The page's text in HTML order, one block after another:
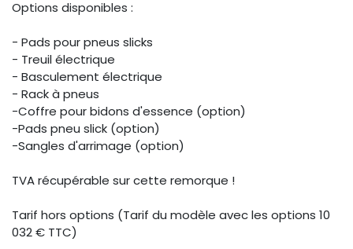
Options disponibles :
- Pads pour pneus slicks
- Treuil électrique
- Basculement électrique
- Rack à pneus
-Coffre pour bidons d'essence (option)
-Pads pneu slick (option)
-Sangles d'arrimage (option)
TVA récupérable sur cette remorque !
Tarif hors options (Tarif du modèle avec les options 10
032 € TTC)